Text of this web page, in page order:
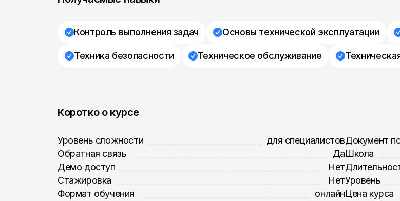
Контроль выполнения задач Основы технической эксплуатации
Техника безопасности Техническое обслуживание
Коротко о курсе
Уровень сложности
для специалистов
Обратная связь
Да
Демо доступ
Нет
Стажировка
Нет
Формат обучения
онлайн
Документ
Школа
Уровень
Цена курса